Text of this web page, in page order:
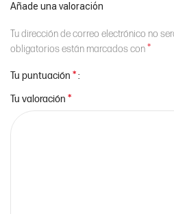
Añade una valoración
Tu dirección de correo electrónico no
obligatorios están marcados con*
Tu puntuación *
Tu valoración *